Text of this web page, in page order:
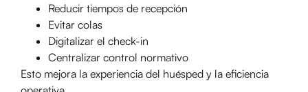
Reducir tiempos de recepción
Evitar colas
Digitalizar el check-in
Centralizar control normativo
Esto mejora la experiencia del huésped y la eficiencia